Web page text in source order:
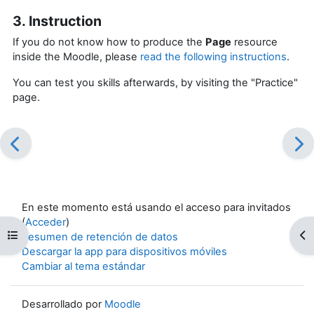
Abrir índice del curso
3. Instruction
If you do not know how to produce the Page resource
inside the Moodle, please read the following instructions.
You can test you skills afterwards, by visiting the "Practice"
page.
En este momento está usando el acceso para invitados
(Acceder)
Resumen de retención de datos
Descargar la app para dispositivos móviles
Cambiar al tema estándar
Desarrollado por Moodle